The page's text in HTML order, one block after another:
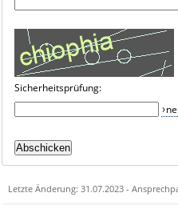
Sicherheitsprüfung:
Letzte Änderung: 31.07.2023 -